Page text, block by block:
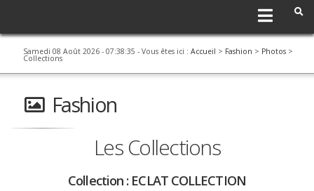
Samedi 08 Août 2026 - 07:38:36 - Vous êtes ici : Accueil > Fashion > Photos >
Collections
Fashion
Les Collections
Collection : ECLAT COLLECTION